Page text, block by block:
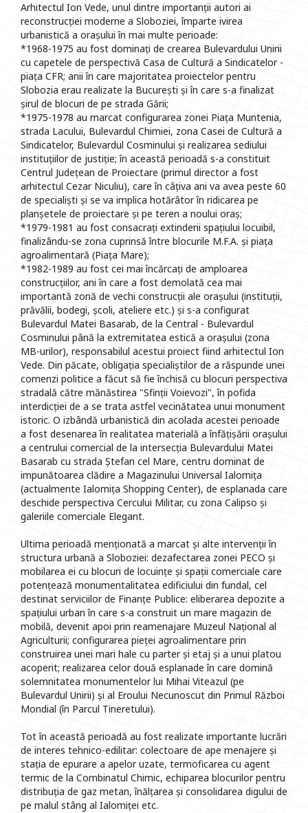
Arhitectul Ion Vede, unul dintre importanții autori ai
reconstrucției moderne a Sloboziei, împarte ivirea
urbanistică a orașului în mai multe perioade:
*1968-1975 au fost dominați de crearea Bulevardului Unirii
cu capetele de perspectivă Casa de Cultură a Sindicatelor -
piața CFR; anii în care majoritatea proiectelor pentru
Slobozia erau realizate la București și în care s-a finalizat
șirul de blocuri de pe strada Gării;
*1975-1978 au marcat configurarea zonei Piața Muntenia,
strada Lacului, Bulevardul Chimiei, zona Casei de Cultură a
Sindicatelor, Bulevardul Cosminului și realizarea sediului
instituțiilor de justiție; în această perioadă s-a constituit
Centrul Județean de Proiectare (primul director a fost
arhitectul Cezar Niculiu), care în câțiva ani va avea peste 60
de specialiști și se va implica hotărâtor în ridicarea pe
planșetele de proiectare și pe teren a noului oraș;
*1979-1981 au fost consacrați extinderii spațiului locuibil,
finalizându-se zona cuprinsă între blocurile M.F.A. și piața
agroalimentară (Piața Mare);
*1982-1989 au fost cei mai încărcați de amploarea
construcțiilor, ani în care a fost demolată cea mai
importantă zonă de vechi construcții ale orașului (instituții,
prăvălii, bodegi, școli, ateliere etc.) și s-a configurat
Bulevardul Matei Basarab, de la Central - Bulevardul
Cosminului până la extremitatea estică a orașului (zona
MB-urilor), responsabilul acestui proiect fiind arhitectul Ion
Vede. Din păcate, obligația specialiștilor de a răspunde unei
comenzi politice a făcut să fie închisă cu blocuri perspectiva
stradală către mănăstirea "Sfinții Voievozi", în pofida
interdicției de a se trata astfel vecinătatea unui monument
istoric. O izbândă urbanistică din acolada acestei perioade
a fost desenarea în realitatea materială a înfățișării orașului
a centrului comercial de la intersecția Bulevardului Matei
Basarab cu strada Ștefan cel Mare, centru dominat de
impunătoarea clădire a Magazinului Universal Ialomița
(actualmente Ialomița Shopping Center), de esplanada care
deschide perspectiva Cercului Militar, cu zona Calipso și
galeriile comerciale Elegant.
Ultima perioadă menționată a marcat și alte intervenții în
structura urbană a Sloboziei: dezafectarea zonei PECO și
mobilarea ei cu blocuri de locuințe și spații comerciale care
potențează monumentalitatea edificiului din fundal, cel
destinat serviciilor de Finanțe Publice: eliberarea depozite a
spațiului urban în care s-a construit un mare magazin de
mobilă, devenit apoi prin reamenajare Muzeul Național al
Agriculturii; configurarea pieței agroalimentare prin
construirea unei mari hale cu parter și etaj și a unui platou
acoperit; realizarea celor două esplanade în care domină
solemnitatea monumentelor lui Mihai Viteazul (pe
Bulevardul Unirii) și al Eroului Necunoscut din Primul Război
Mondial (în Parcul Tineretului).
Tot în această perioadă au fost realizate importante lucrări
de interes tehnico-edilitar: colectoare de ape menajere și
stația de epurare a apelor uzate, termoficarea cu agent
termic de la Combinatul Chimic, echiparea blocurilor pentru
distribuția de gaz metan, înălțarea și consolidarea digului de
pe malul stâng al Ialomiței etc.